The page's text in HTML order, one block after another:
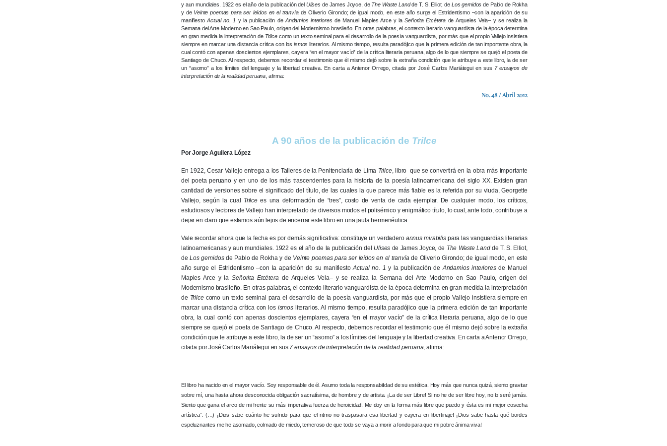
y aun mundiales. 1922 es el año de la publicación del Ulisesde James Joyce, de The Waste Landde T. S. Elliot, de Los gemidos de Pablo de Rokha
y de Veinte poemas para ser leídos en el tranvíade Oliverio Girondo; de igual modo, en este año surge el Estridentismo –con la aparición de su
manifiesto Actual no. 1 y la publicación de Andamios interioresde Manuel Maples Arce y laSeñorita Etcétera de Arqueles Vela– y se realiza la
Semana del Arte Moderno en Sao Paulo, origen del Modernismo brasileño. En otras palabras, el contexto literario vanguardista de la época determina
en gran medida la interpretación de Trilcecomo un texto seminal para el desarrollo de la poesía vanguardista, por más que el propio Vallejo insistiera
siempre en marcar una distancia crítica con losismos literarios. Al mismo tiempo, resulta paradójico que la primera edición de tan importante obra, la
cual contó con apenas doscientos ejemplares, cayera “en el mayor vacío” de la crítica literaria peruana, algo de lo que siempre se quejó el poeta de
Santiago de Chuco. Al respecto, debemos recordar el testimonio que él mismo dejó sobre la extraña condición que le atribuye a este libro, la de ser
un “asomo” a los límites del lenguaje y la libertad creativa. En carta a Antenor Orrego, citada por José Carlos Mariátegui en sus 7 ensayos de
interpretación de la realidad peruana , afirma:
No. 48 / Abril 2012
A 90 años de la publicación de Trilce
Por Jorge Aguilera López
En 1922, Cesar Vallejo entrega a los Talleres de la Penitenciaría de Lima Trilce, libro que se convertirá en la obra más importante
del poeta peruano y en uno de los más trascendentes para la historia de la poesía latinoamericana del siglo XX. Existen gran
cantidad de versiones sobre el significado del título, de las cuales la que parece más fiable es la referida por su viuda, Georgette
Vallejo, según la cual Trilcees una deformación de “tres”, costo de venta de cada ejemplar. De cualquier modo, los críticos,
estudiosos y lectores de Vallejo han interpretado de diversos modos el polisémico y enigmático título, lo cual, ante todo, contribuye a
dejar en claro que estamos aún lejos de encerrar este libro en una jaula hermenéutica.
Vale recordar ahora que la fecha es por demás significativa: constituye un verdadero annus mirabilispara las vanguardias literarias
latinoamericanas y aun mundiales. 1922 es el año de la publicación del Ulises de James Joyce, de The Waste Landde T. S. Elliot,
deLos gemidosde Pablo de Rokha y de Veinte poemas para ser leídos en el tranvíade Oliverio Girondo; de igual modo, en este
año surge el Estridentismo –con la aparición de su manifiestoActual no. 1 y la publicación deAndamios interioresde Manuel
Maples Arce y laSeñorita Etcéterade Arqueles Vela– y se realiza la Semana del Arte Moderno en Sao Paulo, origen del
Modernismo brasileño. En otras palabras, el contexto literario vanguardista de la época determina en gran medida la interpretación
de Trilcecomo un texto seminal para el desarrollo de la poesía vanguardista, por más que el propio Vallejo insistiera siempre en
marcar una distancia crítica con los ismosliterarios. Al mismo tiempo, resulta paradójico que la primera edición de tan importante
obra, la cual contó con apenas doscientos ejemplares, cayera “en el mayor vacío” de la crítica literaria peruana, algo de lo que
siempre se quejó el poeta de Santiago de Chuco. Al respecto, debemos recordar el testimonio que él mismo dejó sobre la extraña
condición que le atribuye a este libro, la de ser un “asomo” a los límites del lenguaje y la libertad creativa. En carta a Antenor Orrego,
citada por José Carlos Mariátegui en sus 7 ensayos de interpretación de la realidad peruana, afirma:
El libro ha nacido en el mayor vacío. Soy responsable de él. Asumo toda la responsabilidad de su estética. Hoy más que nunca quizá, siento gravitar
sobre mí, una hasta ahora desconocida obligación sacratísima, de hombre y de artista. ¡La de ser Libre! Si no he de ser libre hoy, no lo seré jamás.
Siento que gana el arco de mi frente su más imperativa fuerza de heroicidad. Me doy en la forma más libre que puedo y ésta es mi mejor cosecha
artística”. (…) ¡Dios sabe cuánto he sufrido para que el ritmo no traspasara esa libertad y cayera en libertinaje! ¡Dios sabe hasta qué bordes
espeluznantes me he asomado, colmado de miedo, temeroso de que todo se vaya a morir a fondo para que mi pobre ánima viva!